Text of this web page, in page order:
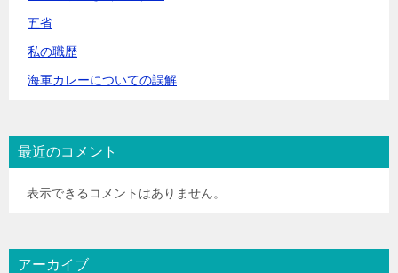
五省
私の職歴
海軍カレーについての誤解
最近のコメント
表示できるコメントはありません。
アーカイブ